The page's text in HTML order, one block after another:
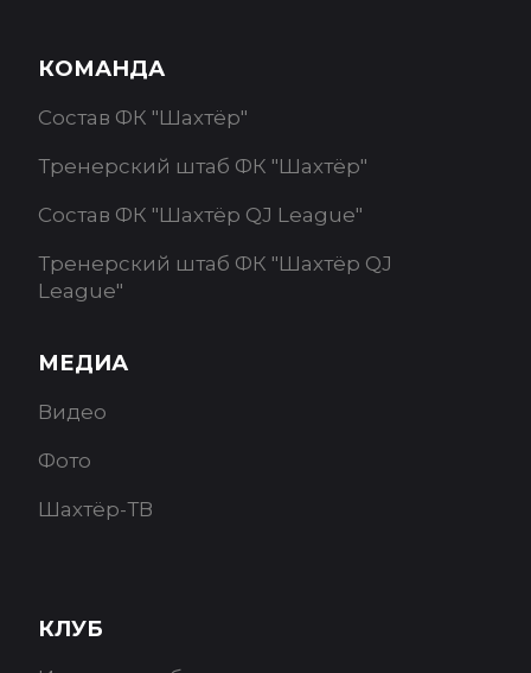
КОМАНДА
Состав ФК "Шахтёр"
Тренерский штаб ФК "Шахтёр"
Состав ФК "Шахтёр QJ League"
Тренерский штаб ФК "Шахтёр QJ
League"
МЕДИА
Видео
Фото
Шахтёр-ТВ
КЛУБ